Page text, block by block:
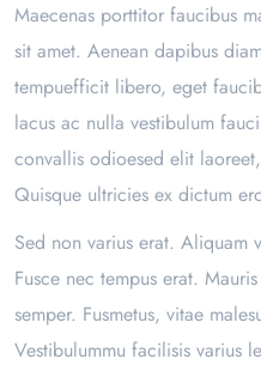
Maecenas porttitor faucibus
sit amet. Aenean dapibus
tempuefficit libero, eget
lacus ac nulla vestibulum
convallis odioesed elit
Quisque ultricies ex dictum
Sed non varius erat. Aliquam
Fusce nec tempus erat.
semper. Fusmetus, vitae
Vestibulummu facilisis varius